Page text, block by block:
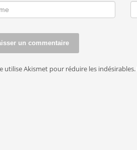
utilise Akismet pour réduire les indésirables.